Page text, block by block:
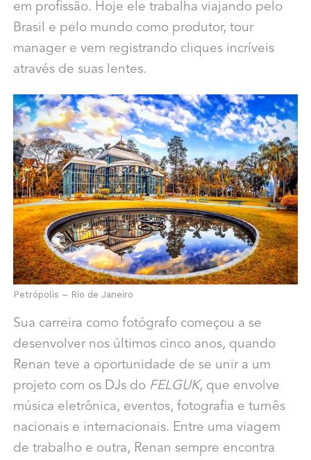
em profissão. Hoje ele trabalha viajando pelo
Brasil e pelo mundo como produtor, tour
manager e vem registrando cliques incríveis
através de suas lentes.
Petrópolis – Rio de Janeiro
Sua carreira como fotógrafo começou a se
desenvolver nos últimos cinco anos, quando
Renan teve a oportunidade de se unir a um
projeto com os DJs do FELGUK, que envolve
música eletrônica, eventos, fotografia e turnês
nacionais e internacionais. Entre uma viagem
de trabalho e outra, Renan sempre encontra